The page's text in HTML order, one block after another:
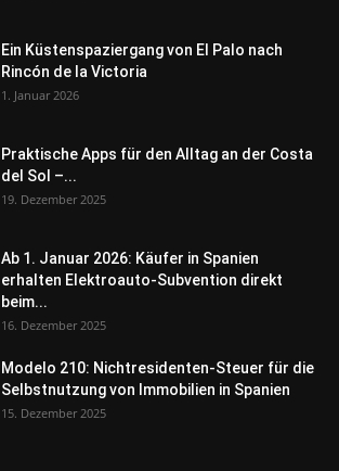
Ein Küstenspaziergang von El Palo nach
Rincón de la Victoria
1. Januar 2026
Praktische Apps für den Alltag an der Costa
del Sol –...
19. Dezember 2025
Ab 1. Januar 2026: Käufer in Spanien
erhalten Elektroauto-Subvention direkt
beim...
16. Dezember 2025
Modelo 210: Nichtresidenten-Steuer für die
Selbstnutzung von Immobilien in Spanien
15. Dezember 2025